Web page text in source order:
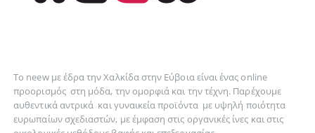
Το neew με έδρα την Xαλκίδα στην Εύβοια είναι ένας online
προορισμός στη μόδα, τηνομορφιά και τηντέχνη. Παρέχουμε
αυθεντικάαντρικά καιγυναικείαπροϊόντα με υψηλή ποιότητα
ευρωπαίων σχεδιαστών, με έμφαση στις οργανικές ίνες και στις